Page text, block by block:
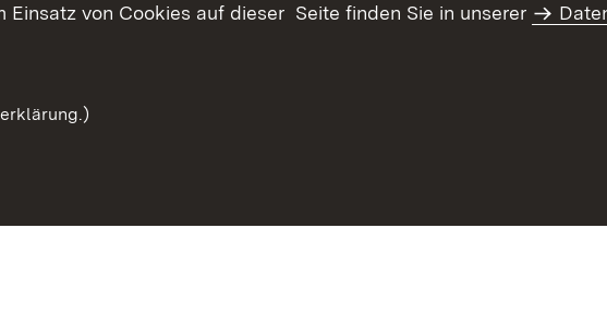
von Cookies auf dieser Seite finden Sie in unserer